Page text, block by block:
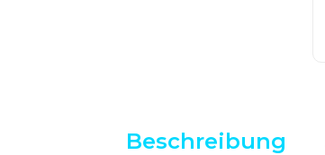
Beschreibung